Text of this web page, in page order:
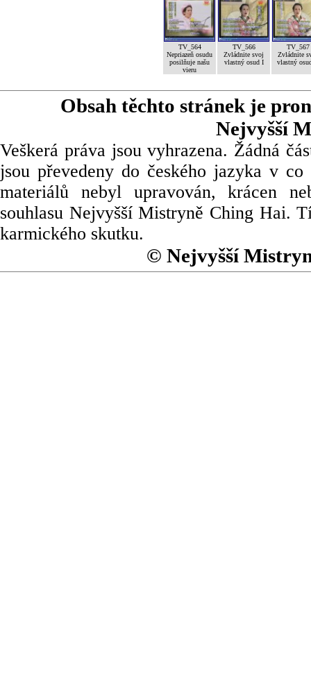
TV_564
Nepriazeň osudu
posilňuje našu
vieru
TV_566
Zvládnite svoj
vlastný osud I
TV_567
Zvládnite
vlastný
Obsah těchto stránek je
Nejvyšší
Veškerá práva jsou vyhrazena. Žádná
jsou převedeny do českého jazyka v
materiálů nebyl upravován, krácen
souhlasu Nejvyšší Mistryně Ching Hai.
karmického skutku.
© Nejvyšší